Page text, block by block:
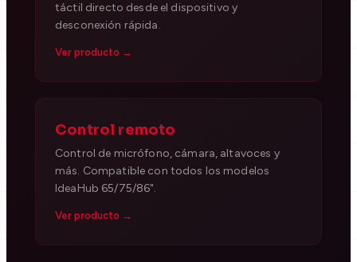
táctil directo desde el dispositivo y
desconexión rápida.
Ver producto →
Control remoto
Control de micrófono, cámara, altavoces y
más. Compatible con todos los modelos
IdeaHub 65/75/86".
Ver producto →